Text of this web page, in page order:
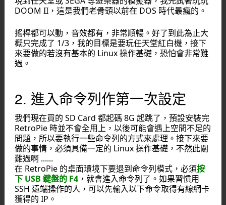
DOOM II，這是我們老骨頭以前在 DOS 時代最瘋的。
搖桿都可以動，音效都有，非常順暢。好了到此為止大
概只完成了 1/3，我的目標是要玩任天堂紅白機，接下
來要做的若沒有基本的 Linux 操作基礎，恐怕會非常難
過。
2. 進入命令列作第一次設定
我們現在買的 SD Card 都起碼 8G 起跳了，預設安裝完
RetroPie 時並不會全用上，以後可能會遇上空間不足的
問題，所以要執行一些命令列的方式來處理。接下來要
做的事情，必須具備一定的 Linux 操作基礎，不然此關
難過啊 ......
在 RetroPie 的桌面環境下要退到命令列模式，必須按
下 USB 鍵盤的 F4，就會進入命令列了。如果習慣用
SSH 遠端操作的人，可以先輸入以下命令取得有線網卡
獲得的 IP。